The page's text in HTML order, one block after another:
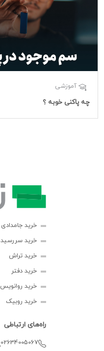
آموزشی
چه پاکنی خوبه ؟
خرید جامدادی
خرید سررسید
خرید تراش
خرید دفتر
خرید روانویس
خرید روبیک
راه‌های ارتباطی
02634005067